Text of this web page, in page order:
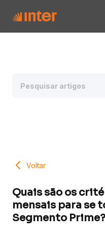
Voltar
Quais são os
mensais para se
Segmento Prime?